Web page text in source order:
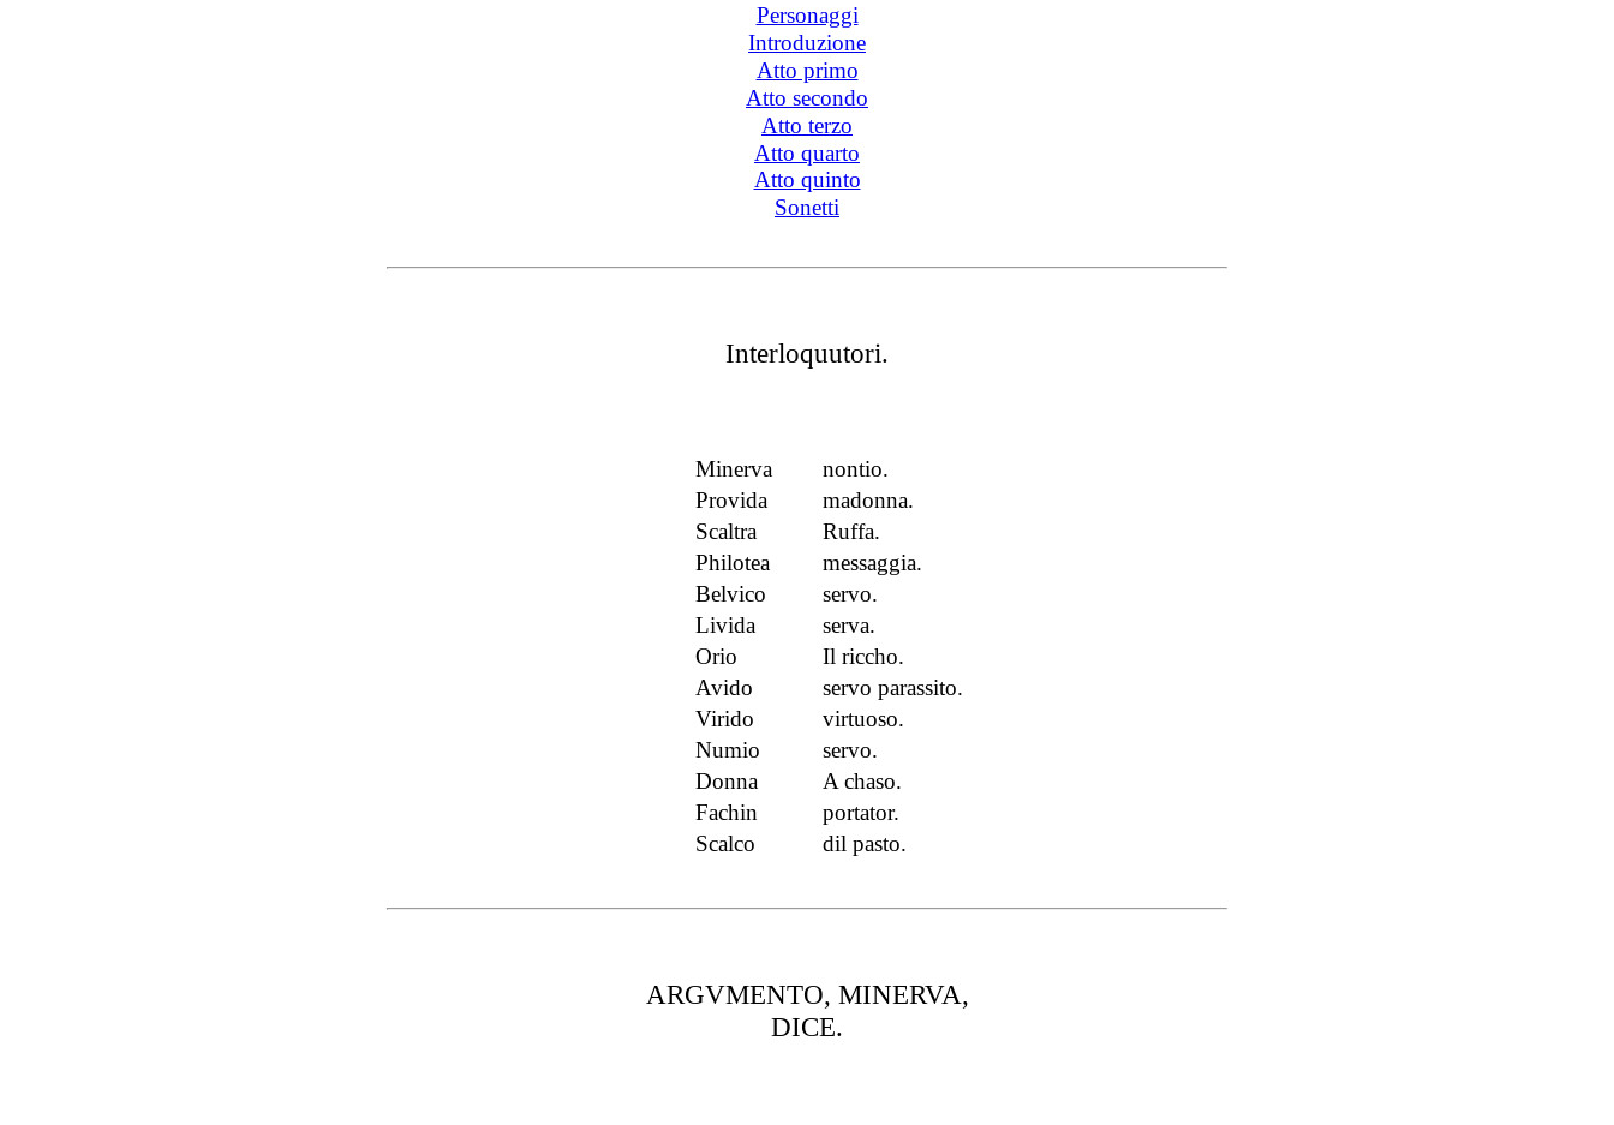
Personaggi
Introduzione
Atto primo
Atto secondo
Atto terzo
Atto quarto
Atto quinto
Sonetti
Interloquutori.
Minerva
nontio.
Provida
madonna.
Scaltra
Ruffa.
Philotea
messaggia.
Belvico
servo.
Livida
serva.
Orio
Il riccho.
Avido
servo parassito.
Virido
virtuoso.
Numio
servo.
Donna
A chaso.
Fachin
portator.
Scalco
dil pasto.
ARGVMENTO, MINERVA,
DICE.